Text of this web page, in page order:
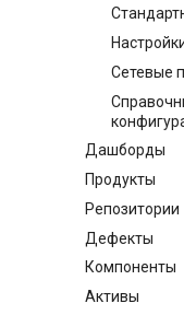
Сетевые
Дашборды
Локальные
Карточки
Настройка
Продукты
Создание
Работа с
Управление
Репозитории
Создание
Загрузка
Дефекты
Создание
Детали
Компоненты
Фильтры
Активы